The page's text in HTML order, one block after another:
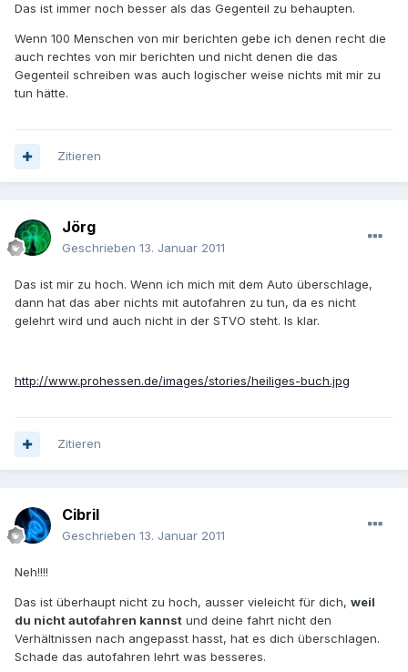
Das ist immer noch besser als das Gegenteil zu behaupten.
Wenn 100 Menschen von mir berichten gebe ich denen recht die
auch rechtes von mir berichten und nicht denen die das
Gegenteil schreiben was auch logischer weise nichts mit mir zu
tun hätte.
Zitieren
Jörg
Geschrieben 13. Januar 2011
Das ist mir zu hoch. Wenn ich mich mit dem Auto überschlage,
dann hat das aber nichts mit autofahren zu tun, da es nicht
gelehrt wird und auch nicht in der STVO steht. Is klar.
http://www.prohessen.de/images/stories/heiliges-buch.jpg
Zitieren
Cibril
Geschrieben 13. Januar 2011
Neh!!!!
Das ist überhaupt nicht zu hoch, ausser vieleicht für dich, weil
du nicht autofahren kannst und deine fahrt nicht den
Verhältnissen nach angepasst hasst, hat es dich überschlagen.
Schade das autofahren lehrt was besseres.